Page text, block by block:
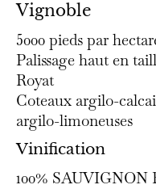
Vignoble
5000 pieds par
Palissage haut en
Royat
Coteaux argilo-
argilo-limoneuses
Vinification
100% SAUVIGNON